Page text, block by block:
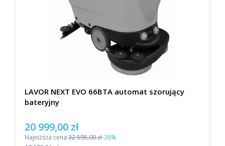
LAVOR NEXT EVO 66BTA automat szorujący
bateryjny
Cena promocyjna
20 999,00 zł
Najniższa cena:32 595,00 zł-36%